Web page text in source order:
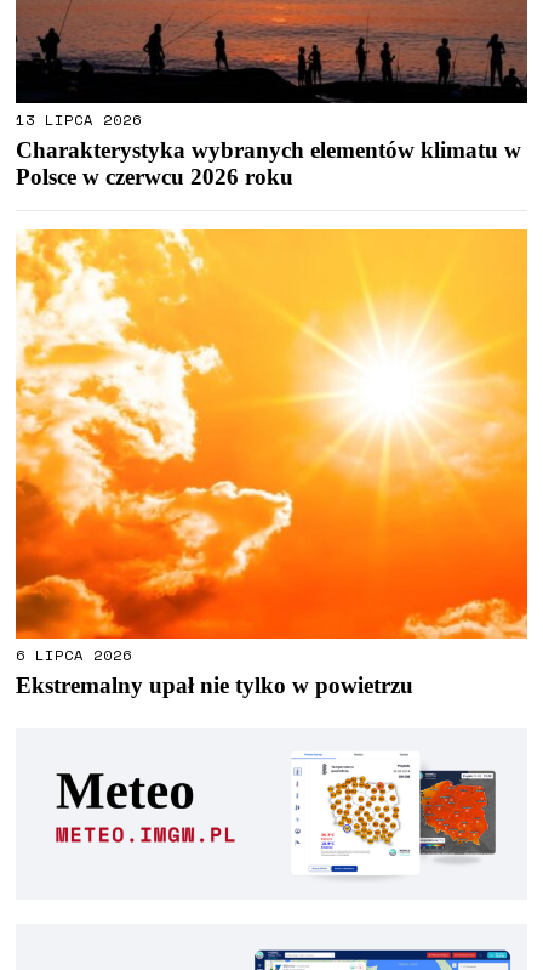
13 LIPCA 2026
Charakterystyka wybranych elementów klimatu w
Polsce w czerwcu 2026 roku
6 LIPCA 2026
Ekstremalny upał nie tylko w powietrzu